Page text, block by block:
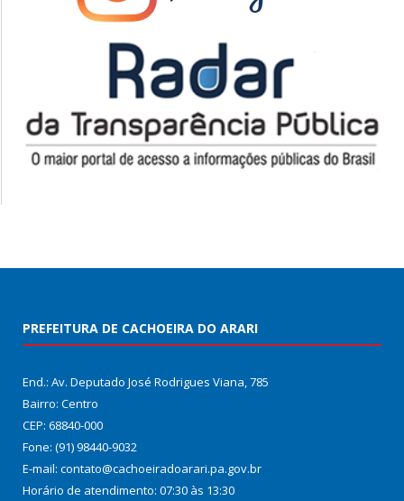
PREFEITURA DE CACHOEIRA DO ARARI
End.: Av. Deputado José Rodrigues Viana, 785
Bairro: Centro
CEP: 68840-000
Fone: (91) 98440-9032
E-mail: contato@cachoeiradoarari.pa.gov.br
Horário de atendimento: 07:30 às 13:30